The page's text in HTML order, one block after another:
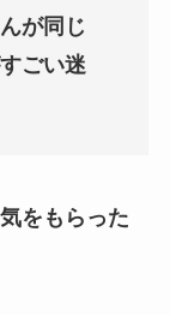
が同じ
ごい迷
をもらった